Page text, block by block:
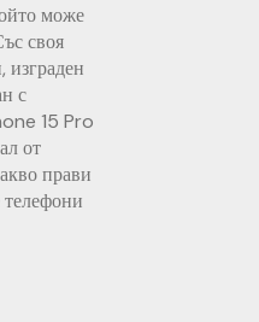
може
своя
изграден
с
15 Pro
от
прави